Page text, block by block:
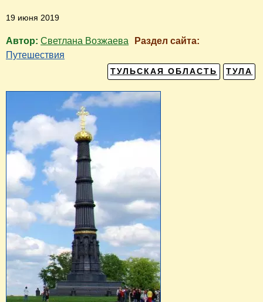
19 июня 2019
Автор: Светлана Возжаева
Раздел сайта:
Путешествия
ТУЛА
ТУЛЬСКАЯ ОБЛАСТЬ